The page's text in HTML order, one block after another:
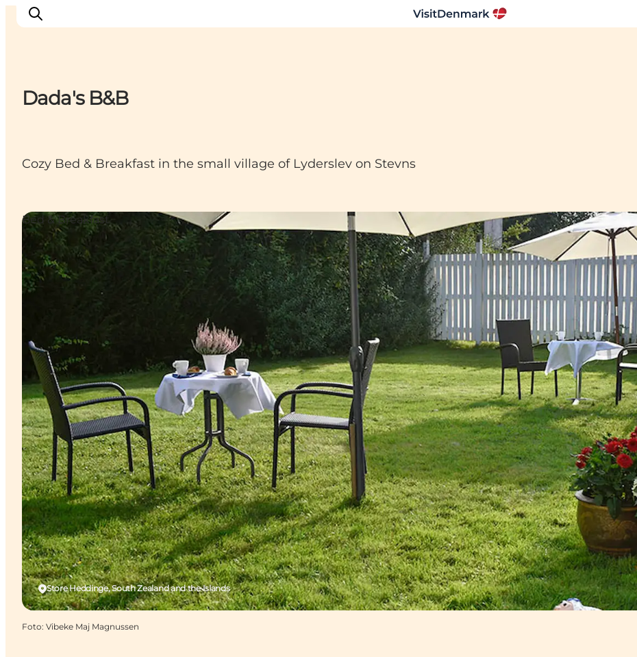
Aktiviteter
Övernatta
Dada's B&B
Cozy Bed & Breakfast in the small village of Lyderslev on Stevns
Store Heddinge, South Zealand and the Islands
Bed & Breakfast
Foto: Vibeke Maj Magnussen